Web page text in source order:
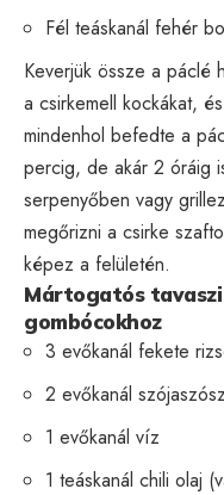
Fél teáskanál fehér
Keverjük össze a páclé
a csirkemell kockákat,
mindenhol befedte a
percig, de akár 2 óráig
serpenyőben vagy
megőrizni a csirke
képez a felületén.
Mártogatós
gombócokhoz
3 evőkanál fekete
2 evőkanál szójaszósz
1 evőkanál víz
1 teáskanál chili olaj